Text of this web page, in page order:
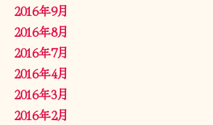
2016年9月
2016年8月
2016年7月
2016年4月
2016年3月
2016年2月